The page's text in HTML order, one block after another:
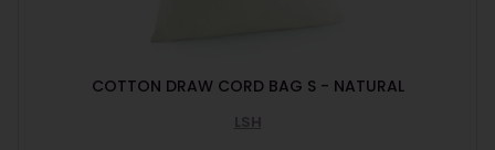
COTTON DRAW CORD BAG S - NATURAL
LSH